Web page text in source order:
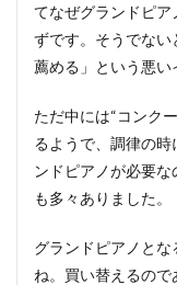
てなぜグランドピ
ずです。そうでな
薦める」という悪い
ただ中には“コンク
るようで、調律の
ンドピアノが必要
も多々ありました。
グランドピアノと
ね。買い替えるので